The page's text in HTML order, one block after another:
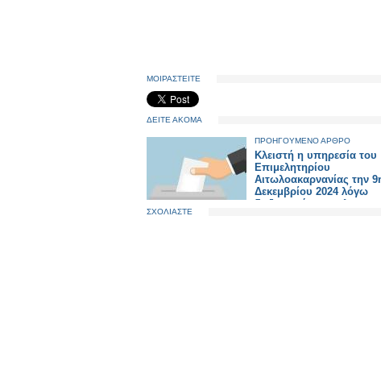
ΜΟΙΡΑΣΤΕΙΤΕ
ΔΕΙΤΕ ΑΚΟΜΑ
ΠΡΟΗΓΟΥΜΕΝΟ ΑΡΘΡΟ
Κλειστή η υπηρεσία του
Επιμελητηρίου
Αιτωλοακαρνανίας την
Δεκεμβρίου 2024 λόγω
διεξαγωγής
ΣΧΟΛΙΑΣΤΕ